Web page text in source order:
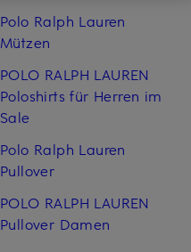
Polo Ralph Lauren
Mützen
POLO RALPH LAUREN
Poloshirts für Herren im
Sale
Polo Ralph Lauren
Pullover
POLO RALPH LAUREN
Pullover Damen